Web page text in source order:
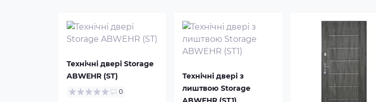
Технічні двері Storage
ABWEHR (ST)
0
Технічні двері з
лиштвою Storage